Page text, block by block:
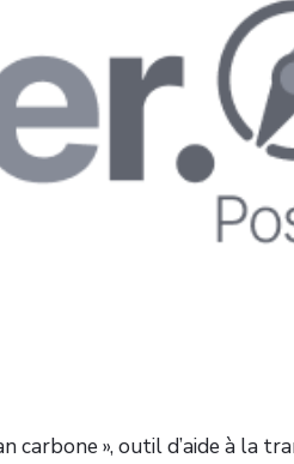
», outil d’aide à la